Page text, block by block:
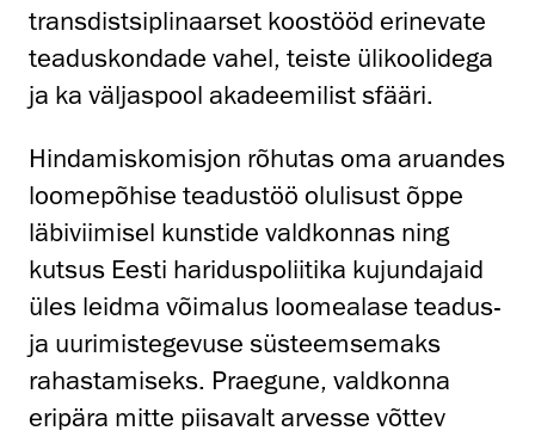
transdistsiplinaarset koostööd erinevate
teaduskondade vahel, teiste ülikoolidega
ja ka väljaspool akadeemilist sfääri.
Hindamiskomisjon rõhutas oma aruandes
loomepõhise teadustöö olulisust õppe
läbiviimisel kunstide valdkonnas ning
kutsus Eesti hariduspoliitika kujundajaid
üles leidma võimalus loomealase teadus-
ja uurimistegevuse süsteemsemaks
rahastamiseks. Praegune, valdkonna
eripära mitte piisavalt arvesse võttev